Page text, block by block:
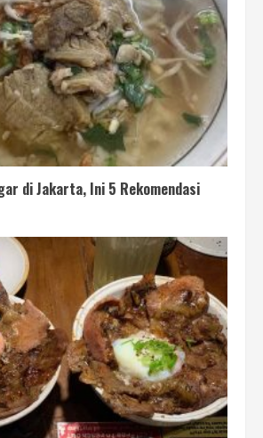
di Jakarta, Ini 5 Rekomendasi